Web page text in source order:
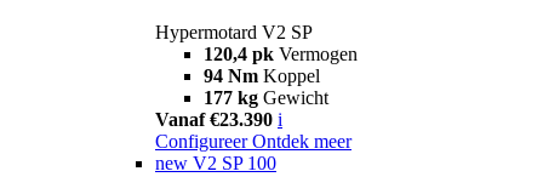
Hypermotard V2 SP
120,4 pk Vermogen
94 Nm Koppel
177 kg Gewicht
Vanaf €23.390 i
Configureer Ontdek meer
new V2 SP 100